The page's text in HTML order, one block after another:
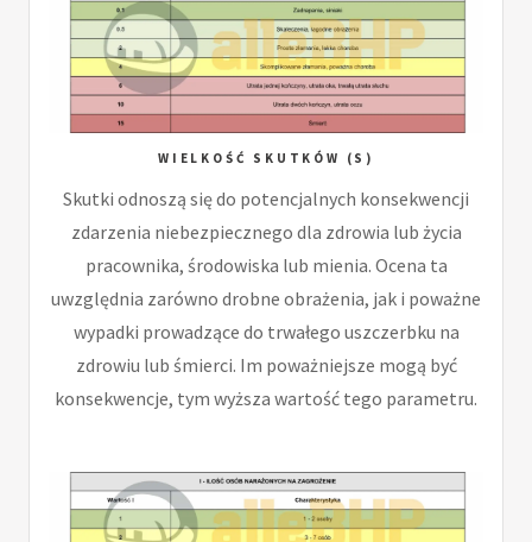
WIELKOŚĆ SKUTKÓW (S)
Skutki odnoszą się do potencjalnych konsekwencji
zdarzenia niebezpiecznego dla zdrowia lub życia
pracownika, środowiska lub mienia. Ocena ta
uwzględnia zarówno drobne obrażenia, jak i poważne
wypadki prowadzące do trwałego uszczerbku na
zdrowiu lub śmierci. Im poważniejsze mogą być
konsekwencje, tym wyższa wartość tego parametru.